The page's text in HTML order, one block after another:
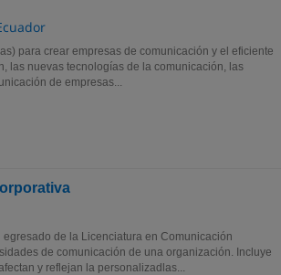
para crear empresas de comunicación y el eficiente
las nuevas tecnologías de la comunicación, las
de empresas...
de la Licenciatura en Comunicación
de comunicación de una organización. Incluye
y reflejan la personalizadlas...